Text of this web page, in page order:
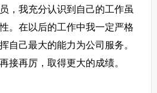
我充分认识到自己的工作虽
。在以后的工作中我一定严格
自己最大的能力为公司服务。
接再厉，取得更大的成绩。